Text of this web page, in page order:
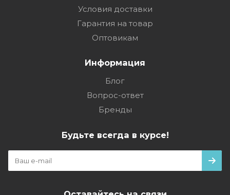
Условия доставки
Гарантия на товар
Оптовикам
Информация
Блог
Вопрос-ответ
Бренды
Будьте всегда в курсе!